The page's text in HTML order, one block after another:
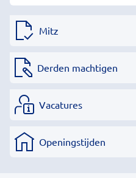
Mitz
Derden machtigen
Vacatures
Openingstijden